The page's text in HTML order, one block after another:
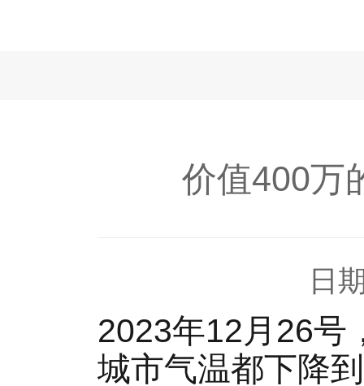
价值400万
日
2023年12月26号
城市气温都下降